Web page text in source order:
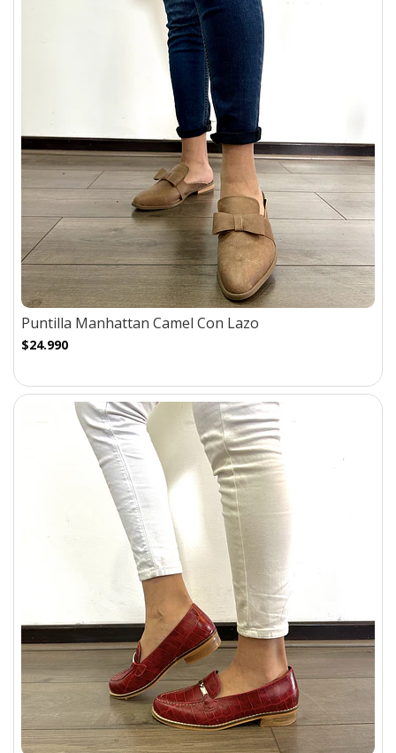
Puntilla Manhattan Camel Con Lazo
$24.990